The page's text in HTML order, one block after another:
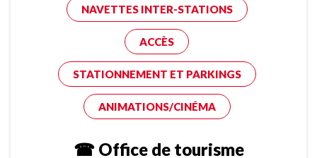
NAVETTES INTER-STATIONS
ACCÈS
STATIONNEMENT ET PARKINGS
ANIMATIONS/CINÉMA
☎ Office de tourisme